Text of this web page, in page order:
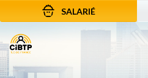
Aller au contenu
Aller à la recherche
Aller à la navigation
SALARIÉ